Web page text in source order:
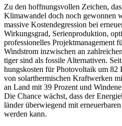
Zu den hoffnungs­vollen Zeichen,
Klima­wandel doch noch gewonnen
massive Kosten­de­gression bei
Wirkungsgrad, Serien­pro­duktion,
profes­sio­nelles Projekt­ma­nagement
Windstrom inzwi­schen an
tiger sind als fossile Alter­na­tiven.
hungs­kosten für Photo­voltaik um 82
von solar­ther­mi­schen Kraft­werken
an Land mit 39 Prozent und
Die Chance wächst, dass der
länder überwiegend mit
werden kann.